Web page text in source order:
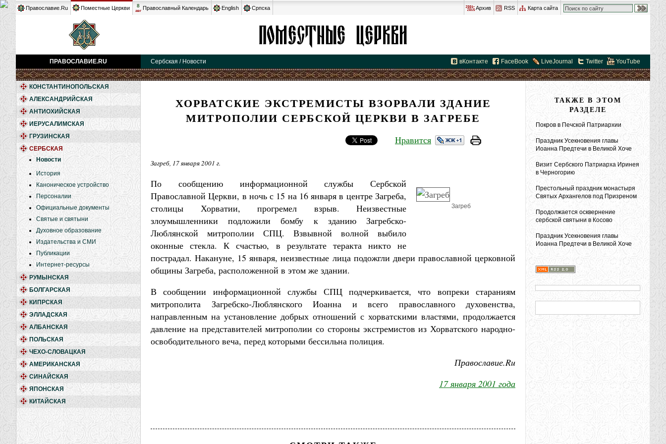
Православие.Ru Поместные Церкви 8
авг Православный Календарь English Српска Архив RSS Карта сайта
ПРАВОСЛАВИЕ.RU Сербская / Новости вКонтакте FaceBook LiveJournal Twitter YouTube
КОНСТАНТИНОПОЛЬСКАЯ
АЛЕКСАНДРИЙСКАЯ
АНТИОХИЙСКАЯ
ИЕРУСАЛИМСКАЯ
ГРУЗИНСКАЯ
СЕРБСКАЯ
Новости
История
Каноническое устройство
Персоналии
Официальные документы
Святые и святыни
Духовное образование
Издательства и СМИ
Публикации
Интернет-ресурсы
РУМЫНСКАЯ
БОЛГАРСКАЯ
КИПРСКАЯ
ЭЛЛАДСКАЯ
АЛБАНСКАЯ
ПОЛЬСКАЯ
ЧЕХО-СЛОВАЦКАЯ
АМЕРИКАНСКАЯ
СИНАЙСКАЯ
ЯПОНСКАЯ
КИТАЙСКАЯ
ХОРВАТСКИЕ ЭКСТРЕМИСТЫ ВЗОРВАЛИ ЗДАНИЕ
МИТРОПОЛИИ СЕРБСКОЙ ЦЕРКВИ В ЗАГРЕБЕ
Нравится
Загреб, 17 января 2001 г.
Загреб
По сообщению информационной службы Сербской
Православной Церкви, в ночь с 15 на 16 января в центре Загреба,
столицы Хорватии, прогремел взрыв. Неизвестные
злоумышленники подложили бомбу к зданию Загребско-
Люблянской митрополии СПЦ. Взвывной волной выбило
оконные стекла. К счастью, в результате теракта никто не
пострадал. Накануне, 15 января, неизвестные лица подожгли двери православной церковной
общины Загреба, расположенной в этом же здании.
В сообщении информационной службы СПЦ подчеркивается, что вопреки стараниям
митрополита Загребско-Люблянского Иоанна и всего православного духовенства,
направленным на установление добрых отношений с хорватскими властями, продолжается
давление на представителей митрополии со стороны экстремистов из Хорватского народно-
освободительного веча, перед которыми бессильна полиция.
Православие.Ru
17 января 2001 года
ТАКЖЕ В ЭТОМ
РАЗДЕЛЕ
Покров в Печской Патриархии
Праздник Усекновения главы
Иоанна Предтечи в Великой Хоче
Визит Сербского Патриарха Иринея
в Черногорию
Престольный праздник монастыря
Святых Архангелов под Призреном
Продолжается осквернение
сербской святыни в Косово
Праздник Усекновения главы
Иоанна Предтечи в Великой Хоче